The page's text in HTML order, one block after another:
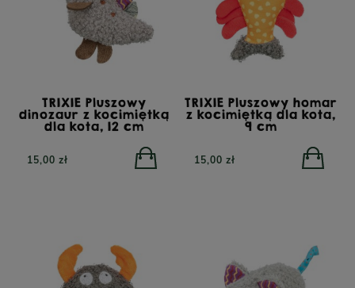
TRIXIE Pluszowy
dinozaur z kocimiętką
dla kota, 12 cm
15,00 zł
TRIXIE Pluszowy homar
z kocimiętką dla kota,
9 cm
15,00 zł